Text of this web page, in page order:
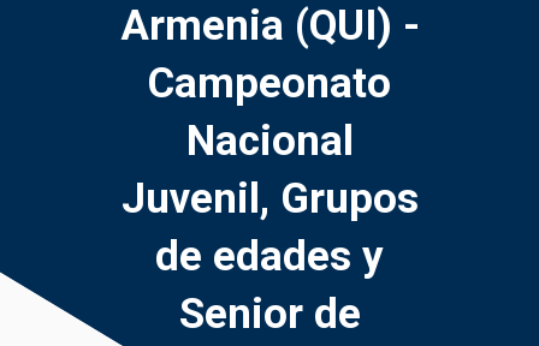
Armenia (QUI) -
Campeonato
Nacional
Juvenil, Grupos
de edades y
Senior de